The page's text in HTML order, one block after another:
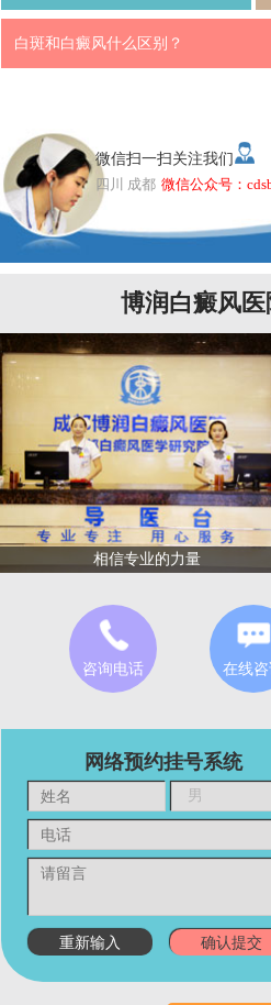
白斑和白癜风什么区别？
微信扫一扫关注我们
四川 成都 微信公众号：
博润白癜风
相信专业的力量
咨询电话 在线咨
网络预约挂号系统